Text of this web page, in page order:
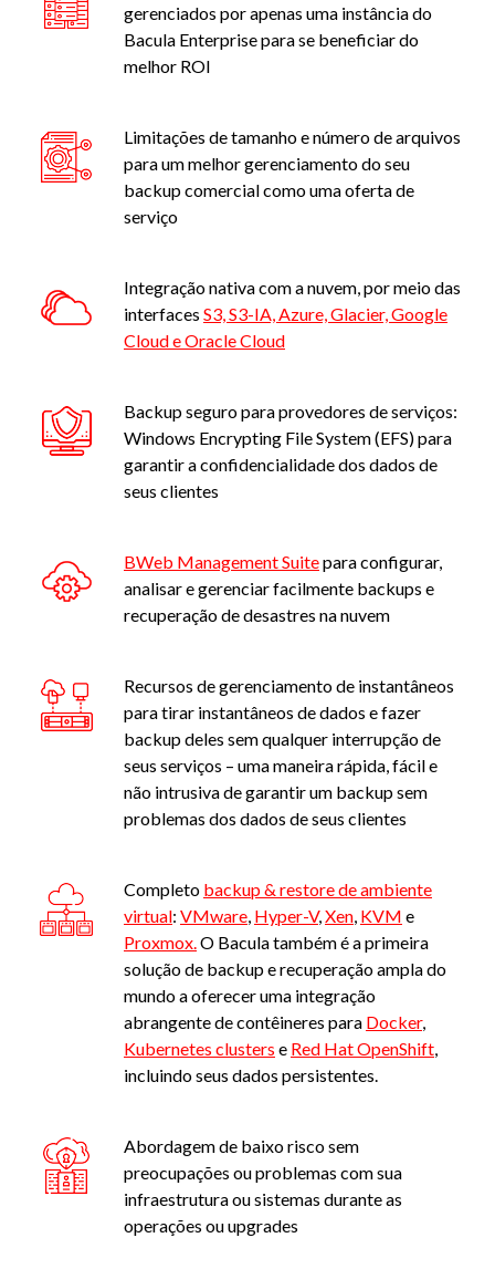
gerenciados por apenas uma instância do
Bacula Enterprise para se beneficiar do
melhor ROI
Limitações de tamanho e número de arquivos
para um melhor gerenciamento do seu
backup comercial como uma oferta de
serviço
Integração nativa com a nuvem, por meio das
interfaces S3, S3-IA, Azure, Glacier, Google
Cloud e Oracle Cloud
Backup seguro para provedores de serviços:
Windows Encrypting File System (EFS) para
garantir a confidencialidade dos dados de
seus clientes
BWeb Management Suitepara configurar,
analisar e gerenciar facilmente backups e
recuperação de desastres na nuvem
Recursos de gerenciamento de instantâneos
para tirar instantâneos de dados e fazer
backup deles sem qualquer interrupção de
seus serviços – uma maneira rápida, fácil e
não intrusiva de garantir um backup sem
problemas dos dados de seus clientes
Completo backup & restore de ambiente
virtual: VMware, Hyper-V,Xen, KVM e
Proxmox.O Bacula também é a primeira
solução de backup e recuperação ampla do
mundo a oferecer uma integração
abrangente de contêineres para Docker,
Kubernetes clusters e Red Hat OpenShift,
incluindo seus dados persistentes.
Abordagem de baixo risco sem
preocupações ou problemas com sua
infraestrutura ou sistemas durante as
operações ou upgrades